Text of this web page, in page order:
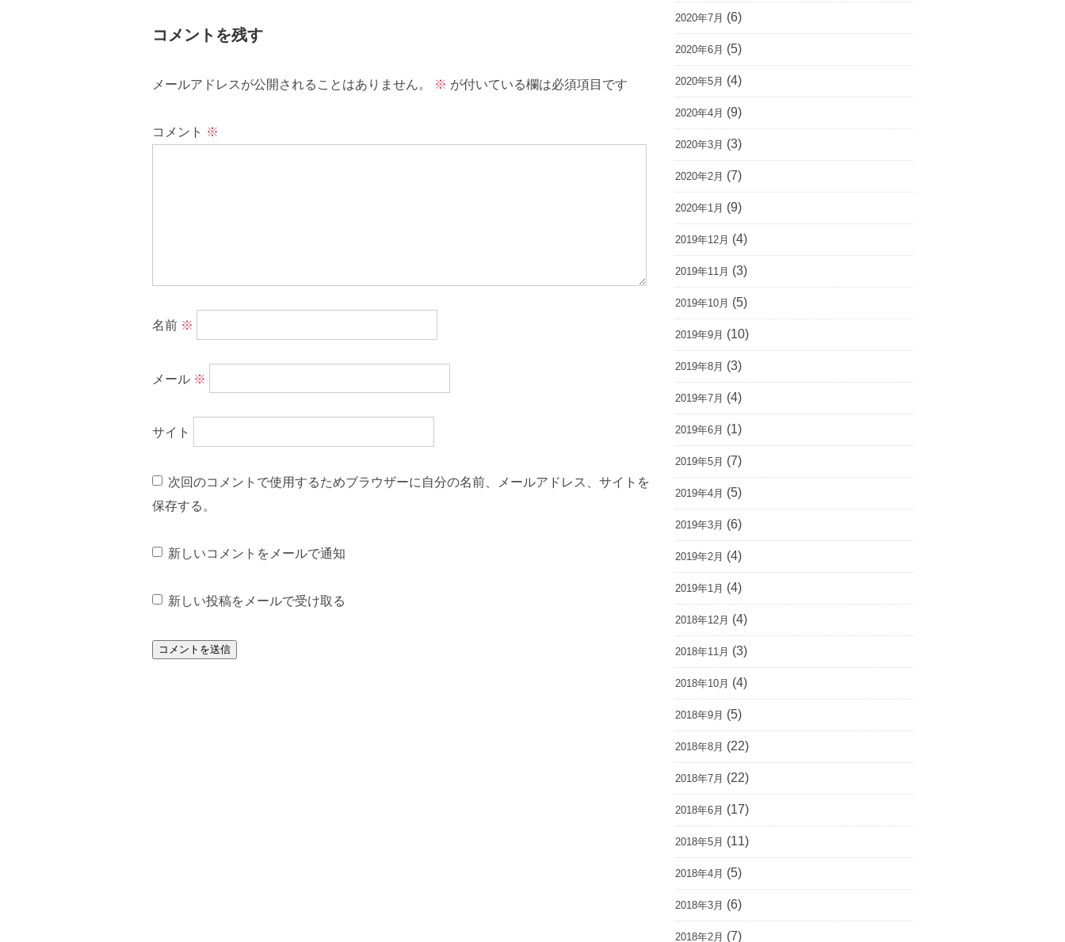
コメントを残す
メールアドレスが公開されることはありません。 ※ が付いている欄は必須項目です
コメント ※
名前 ※
メール ※
サイト
次回のコメントで使用するためブラウザーに自分の名前、メールアドレス、サイトを
保存する。
新しいコメントをメールで通知
新しい投稿をメールで受け取る
2020年7月 (6)
2020年6月 (5)
2020年5月 (4)
2020年4月 (9)
2020年3月 (3)
2020年2月 (7)
2020年1月 (9)
2019年12月 (4)
2019年11月 (3)
2019年10月 (5)
2019年9月 (10)
2019年8月 (3)
2019年7月 (4)
2019年6月 (1)
2019年5月 (7)
2019年4月 (5)
2019年3月 (6)
2019年2月 (4)
2019年1月 (4)
2018年12月 (4)
2018年11月 (3)
2018年10月 (4)
2018年9月 (5)
2018年8月 (22)
2018年7月 (22)
2018年6月 (17)
2018年5月 (11)
2018年4月 (5)
2018年3月 (6)
2018年2月 (7)